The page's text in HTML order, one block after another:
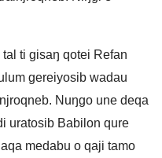
ti gisaŋ qotei Refan
gereiyosib wadau
Nuŋgo une deqa
uratosib Babilon qure
medabu o qaji tamo